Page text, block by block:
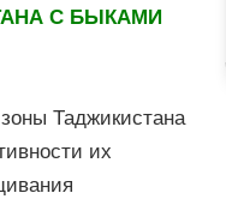
С БЫКАМИ
Таджикистана
их